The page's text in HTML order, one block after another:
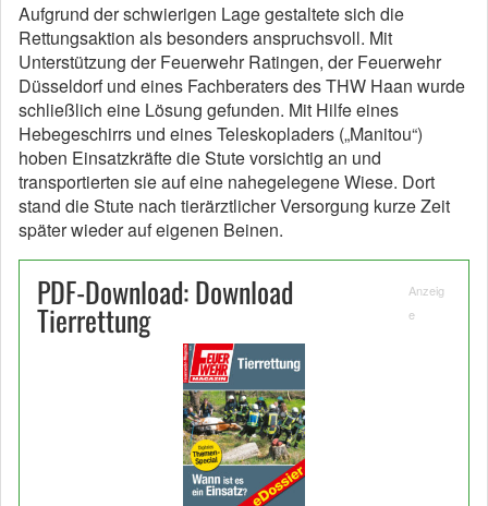
Aufgrund der schwierigen Lage gestaltete sich die
Rettungsaktion als besonders anspruchsvoll. Mit
Unterstützung der Feuerwehr Ratingen, der Feuerwehr
Düsseldorf und eines Fachberaters des THW Haan wurde
schließlich eine Lösung gefunden. Mit Hilfe eines
Hebegeschirrs und eines Teleskopladers („Manitou“)
hoben Einsatzkräfte die Stute vorsichtig an und
transportierten sie auf eine nahegelegene Wiese. Dort
stand die Stute nach tierärztlicher Versorgung kurze Zeit
später wieder auf eigenen Beinen.
PDF-Download: Download
Tierrettung
Anzeig
e